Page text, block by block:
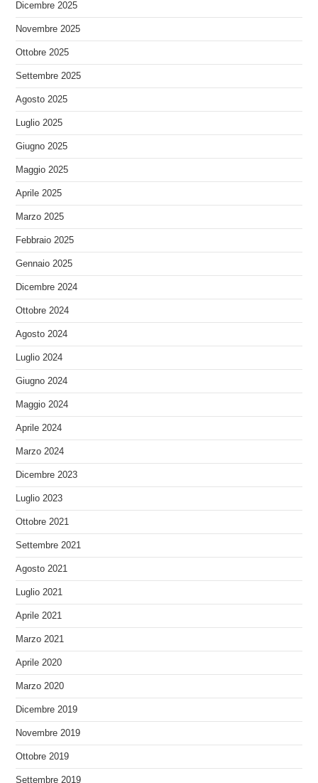
Dicembre 2025
Novembre 2025
Ottobre 2025
Settembre 2025
Agosto 2025
Luglio 2025
Giugno 2025
Maggio 2025
Aprile 2025
Marzo 2025
Febbraio 2025
Gennaio 2025
Dicembre 2024
Ottobre 2024
Agosto 2024
Luglio 2024
Giugno 2024
Maggio 2024
Aprile 2024
Marzo 2024
Dicembre 2023
Luglio 2023
Ottobre 2021
Settembre 2021
Agosto 2021
Luglio 2021
Aprile 2021
Marzo 2021
Aprile 2020
Marzo 2020
Dicembre 2019
Novembre 2019
Ottobre 2019
Settembre 2019